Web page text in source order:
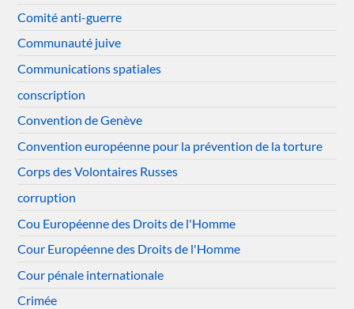
Comité anti-guerre
Communauté juive
Communications spatiales
conscription
Convention de Genève
Convention européenne pour la prévention de la torture
Corps des Volontaires Russes
corruption
Cou Européenne des Droits de l'Homme
Cour Européenne des Droits de l'Homme
Cour pénale internationale
Crimée